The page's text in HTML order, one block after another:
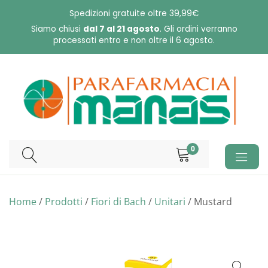
Spedizioni gratuite oltre 39,99€
Siamo chiusi dal 7 al 21 agosto. Gli ordini verranno
processati entro e non oltre il 6 agosto.
0
Home/ Prodotti / Fiori di Bach / Unitari / Mustard